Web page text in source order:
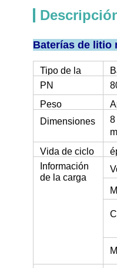
Baterías de litio
Tipo de la
batería
PN
Peso
Dimensiones
8
Vida de ciclo
Información
de la carga